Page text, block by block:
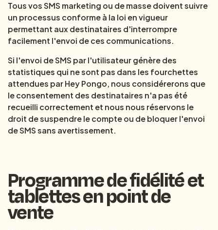
Tous vos SMS marketing ou de masse doivent suivre
un processus conforme à la loi en vigueur
permettant aux destinataires d'interrompre
facilement l'envoi de ces communications.
Si l'envoi de SMS par l'utilisateur génère des
statistiques qui ne sont pas dans les fourchettes
attendues par Hey Pongo, nous considérerons que
le consentement des destinataires n'a pas été
recueilli correctement et nous nous réservons le
droit de suspendre le compte ou de bloquer l'envoi
de SMS sans avertissement.
Programme de fidélité et
tablettes en point de
vente